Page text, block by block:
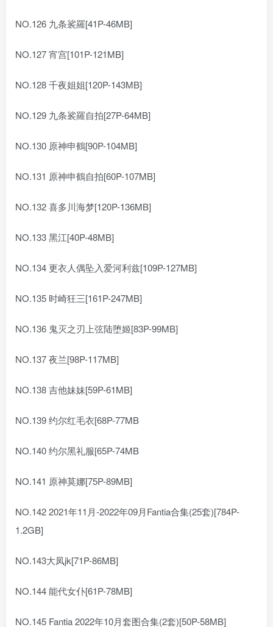
NO.126 九条裟羅[41P-46MB]
NO.127 宵宫[101P-121MB]
NO.128 千夜姐姐[120P-143MB]
NO.129 九条裟羅自拍[27P-64MB]
NO.130 原神申鶴[90P-104MB]
NO.131 原神申鶴自拍[60P-107MB]
NO.132 喜多川海梦[120P-136MB]
NO.133 黑江[40P-48MB]
NO.134 更衣人偶坠入爱河利兹[109P-127MB]
NO.135 时崎狂三[161P-247MB]
NO.136 鬼灭之刃上弦陆堕姬[83P-99MB]
NO.137 夜兰[98P-117MB]
NO.138 吉他妹妹[59P-61MB]
NO.139 约尔红毛衣[68P-77MB
NO.140 约尔黑礼服[65P-74MB
NO.141 原神莫娜[75P-89MB]
NO.142 2021年11月-2022年09月Fantia合集(25套)[784P-
1.2GB]
NO.143大凤jk[71P-86MB]
NO.144 能代女仆[61P-78MB]
NO.145 Fantia 2022年10月套图合集(2套)[50P-58MB]